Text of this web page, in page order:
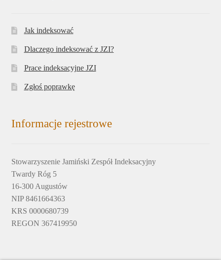
Jak indeksować
Dlaczego indeksować z JZI?
Prace indeksacyjne JZI
Zgłoś poprawkę
Informacje rejestrowe
Stowarzyszenie Jamiński Zespół Indeksacyjny
Twardy Róg 5
16-300 Augustów
NIP 8461664363
KRS 0000680739
REGON 367419950